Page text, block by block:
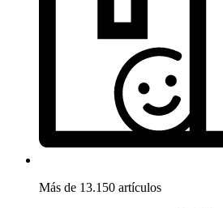
Más de 13.150 artículos